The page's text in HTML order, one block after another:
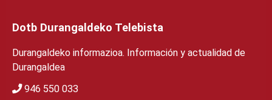
Dotb Durangaldeko Telebista
Durangaldeko informazioa. Información y actualidad de
Durangaldea
946 550 033